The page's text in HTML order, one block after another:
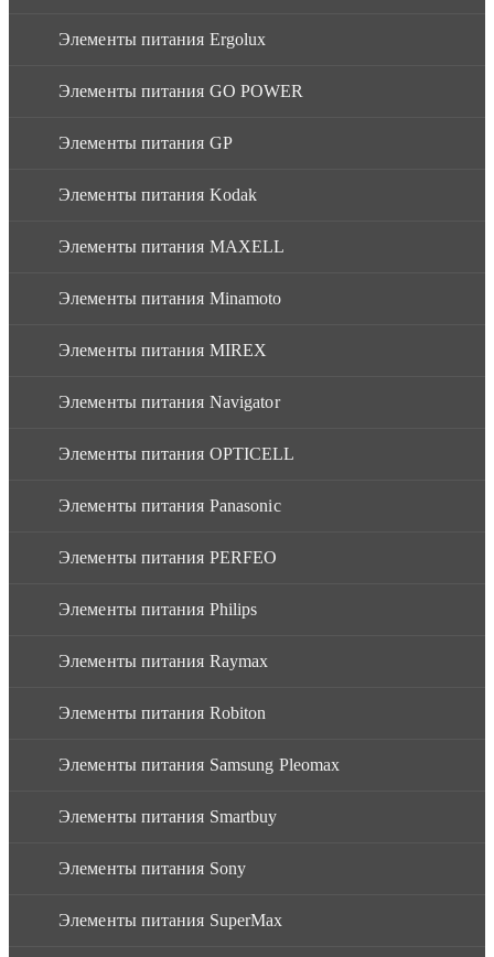
Элементы питания Ergolux
Элементы питания GO POWER
Элементы питания GP
Элементы питания Kodak
Элементы питания MAXELL
Элементы питания Minamoto
Элементы питания MIREX
Элементы питания Navigator
Элементы питания OPTICELL
Элементы питания Panasonic
Элементы питания PERFEO
Элементы питания Philips
Элементы питания Raymax
Элементы питания Robiton
Элементы питания Samsung Pleomax
Элементы питания Smartbuy
Элементы питания Sony
Элементы питания SuperMax